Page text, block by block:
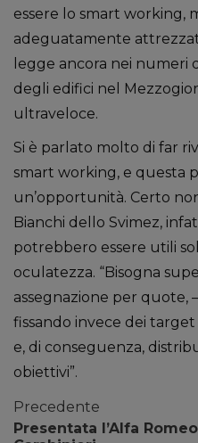
essere lo smart working,
adeguatamente
legge ancora nei numeri
degli edifici nel
ultraveloce.
Si è parlato molto di far
smart working, e questa
un’opportunità. Certo
Bianchi dello Svimez,
potrebbero essere utili
oculatezza. “Bisogna
assegnazione per quote,
fissando invece dei
e, di conseguenza,
obiettivi”.
Precedente
Presentata l’Alfa